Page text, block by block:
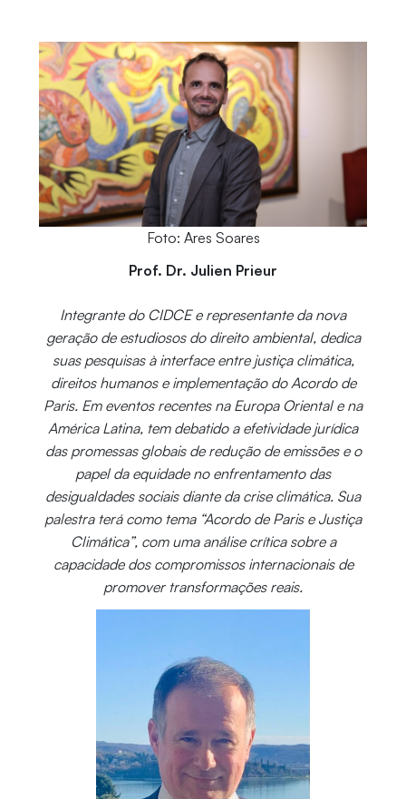
Foto: Ares Soares
Prof. Dr. Julien Prieur
Integrante do CIDCE e representante da nova
geração de estudiosos do direito ambiental, dedica
suas pesquisas à interface entre justiça climática,
direitos humanos e implementação do Acordo de
Paris. Em eventos recentes na Europa Oriental e na
América Latina, tem debatido a efetividade jurídica
das promessas globais de redução de emissões e o
papel da equidade no enfrentamento das
desigualdades sociais diante da crise climática. Sua
palestra terá como tema “Acordo de Paris e Justiça
Climática”, com uma análise crítica sobre a
capacidade dos compromissos internacionais de
promover transformações reais.